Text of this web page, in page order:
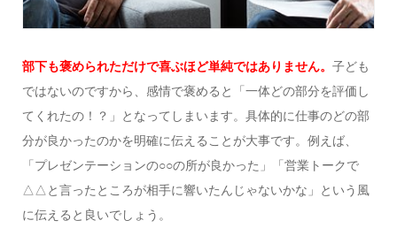
部下も褒められただけで喜ぶほど単純ではありません。 子ども
ではないのですから、感情で褒めると「一体どの部分を評価し
てくれたの！？」となってしまいます。具体的に仕事のどの部
分が良かったのかを明確に伝えることが大事です。例えば、
「プレゼンテーションの○○の所が良かった」「営業トークで
△△ と言ったところが相手に響いたんじゃないかな」という風
に伝えると良いでしょう。